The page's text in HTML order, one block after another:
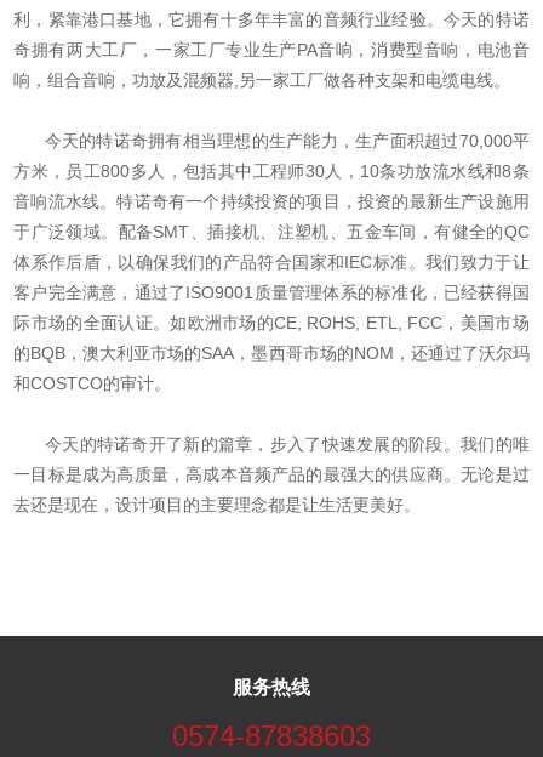
利，紧靠港口基地，它拥有十多年丰富的音频行业经验。今天的特诺
奇拥有两大工厂，一家工厂专业生产PA音响，消费型音响，电池音
响，组合音响，功放及混频器,另一家工厂做各种支架和电缆电线。
今天的特诺奇拥有相当理想的生产能力，生产面积超过70,000平
方米，员工800多人，包括其中工程师30人，10条功放流水线和8条
音响流水线。特诺奇有一个持续投资的项目，投资的最新生产设施用
于广泛领域。配备SMT、插接机、注塑机、五金车间，有健全的QC
体系作后盾，以确保我们的产品符合国家和IEC标准。我们致力于让
客户完全满意，通过了ISO9001质量管理体系的标准化，已经获得国
际市场的全面认证。如欧洲市场的CE, ROHS, ETL, FCC，美国市场
的BQB，澳大利亚市场的SAA，墨西哥市场的NOM，还通过了沃尔玛
和COSTCO的审计。
今天的特诺奇开了新的篇章，步入了快速发展的阶段。我们的唯
一目标是成为高质量，高成本音频产品的最强大的供应商。无论是过
去还是现在，设计项目的主要理念都是让生活更美好。
服务热线
0574-87838603